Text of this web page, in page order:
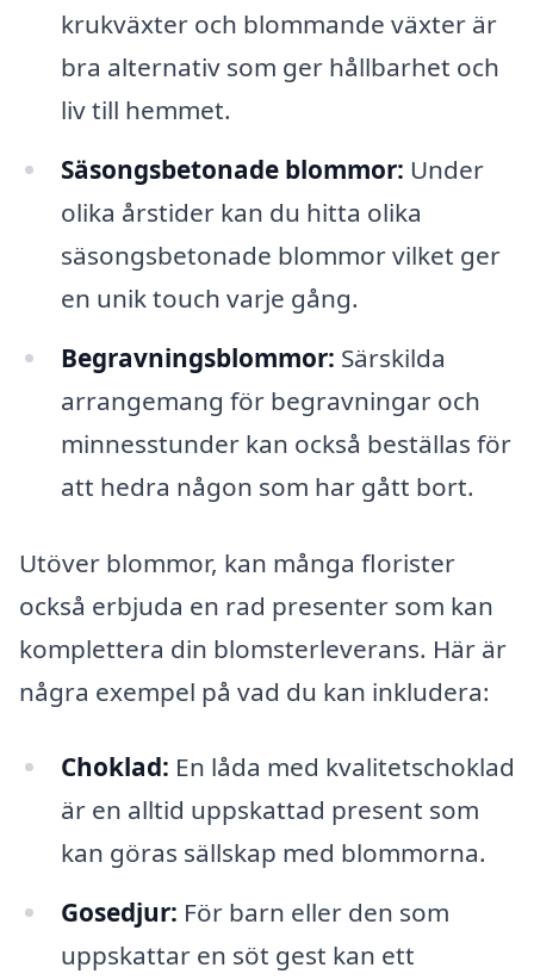
krukväxter och blommande växter är
bra alternativ som ger hållbarhet och
liv till hemmet.
Säsongsbetonade blommor: Under
olika årstider kan du hitta olika
säsongsbetonade blommor vilket ger
en unik touch varje gång.
Begravningsblommor: Särskilda
arrangemang för begravningar och
minnesstunder kan också beställas för
att hedra någon som har gått bort.
Utöver blommor, kan många florister
också erbjuda en rad presenter som kan
komplettera din blomsterleverans. Här är
några exempel på vad du kan inkludera:
Choklad: En låda med kvalitetschoklad
är en alltid uppskattad present som
kan göras sällskap med blommorna.
Gosedjur: För barn eller den som
uppskattar en söt gest kan ett